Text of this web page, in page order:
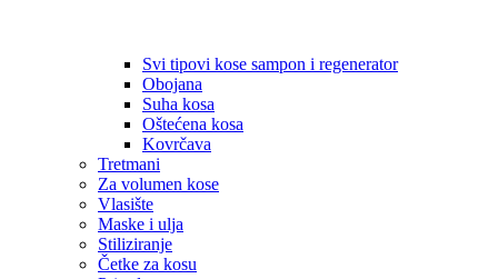
Svi tipovi kose sampon i regenerator
Obojana
Suha kosa
Oštećena kosa
Kovrčava
Tretmani
Za volumen kose
Vlasište
Maske i ulja
Stiliziranje
Četke za kosu